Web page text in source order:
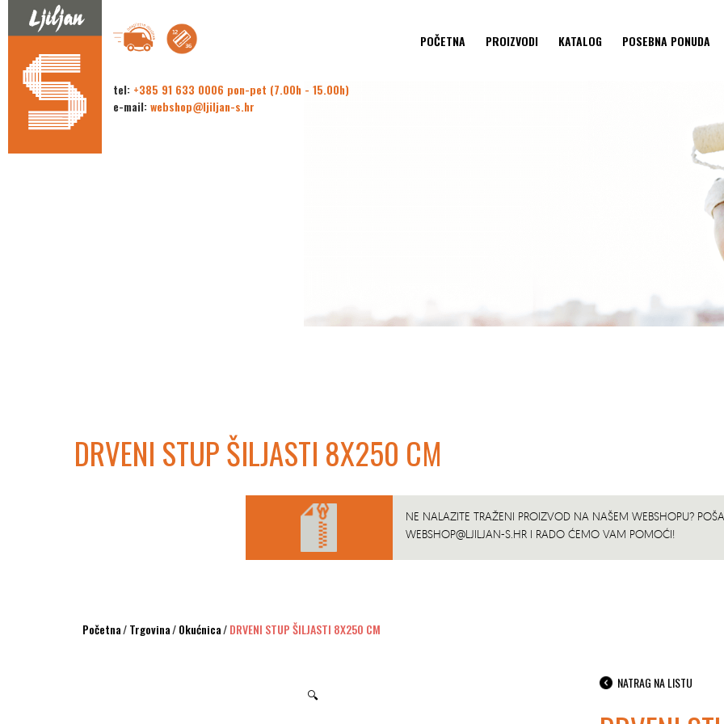
tel: +385 91 633 0006 pon-pet (7.00h - 15.00h)
e-mail: webshop@ljiljan-s.hr
POČETNA PROIZVODI KATALOG POSEBNA PONUDA
DRVENI STUP ŠILJASTI 8X250 CM
NE NALAZITE TRAŽENI PROIZVOD NA NAŠEM WEBSHOPU?
WEBSHOP@LJILJAN-S.HRI RADO ĆEMO VAM POMOĆI!
Početna/Trgovina/Okućnica/DRVENI STUP ŠILJASTI 8X250 CM
🔍
NATRAG NA LISTU